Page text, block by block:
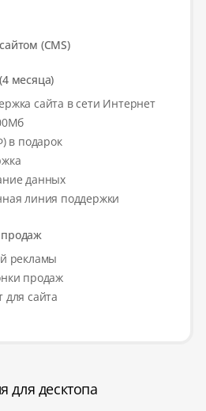
(CMS)
месяца)
сайта в сети Интернет
в подарок
данных
линия поддержки
рекламы
продаж
для сайта
для десктопа